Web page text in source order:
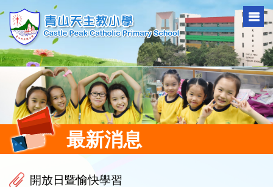
最新消息
開放日暨愉快學習